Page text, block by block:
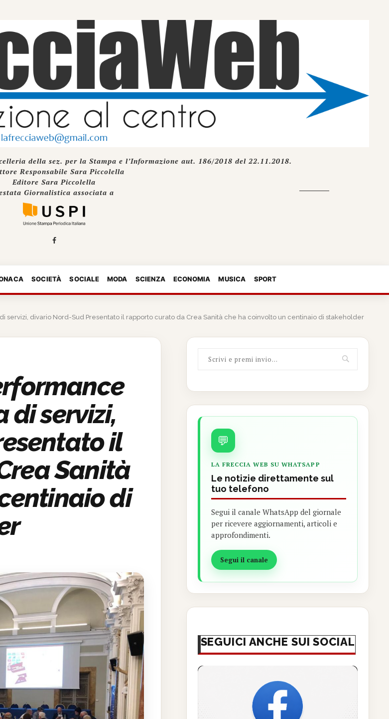
della sez. per la Stampa e l’Informazione aut. 186/2018 del 22.11.2018.
Responsabile Sara Piccolella
Editore Sara Piccolella
Giornalistica associata a
SOCIETÀ SOCIALE MODA SCIENZA ECONOMIA MUSICA SPORT
divario Nord-Sud Presentato il rapporto curato da Crea Sanità che ha coinvolto un centinaio di stakeholder
di servizi,
il
Sanità
di
💬
LA FRECCIA WEB SU WHATSAPP
Le notizie direttamente sul
tuo telefono
Segui il canale WhatsApp del giornale
per ricevere aggiornamenti, articoli e
approfondimenti.
Segui il canale
SEGUICI ANCHE SUI SOCIAL